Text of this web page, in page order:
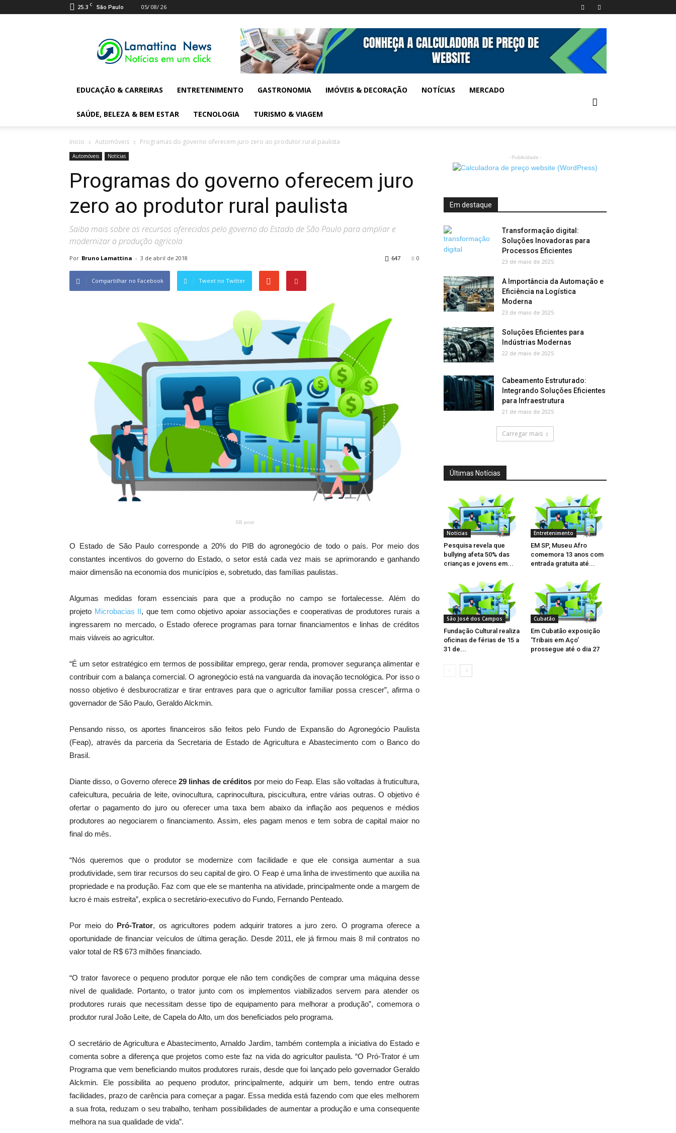
25.3 C São Paulo 05/ 08/ 26
Digital
News
EDUCAÇÃO & CARREIRAS ENTRETENIMENTO GASTRONOMIA IMÓVEIS & DECORAÇÃO NOTÍCIAS MERCADO
SAÚDE, BELEZA & BEM ESTAR TECNOLOGIA TURISMO & VIAGEM
Inicio Automóveis Programas do governo oferecem juro zero ao produtor rural paulista
Automóveis Notícias
Programas do governo oferecem juro
zero ao produtor rural paulista
Saiba mais sobre os recursos oferecidos pelo governo do Estado de São Paulo para ampliar e
modernizar a produção agrícola
Por Bruno Lamattina - 3 de abril de 2018 0
647
Compartilhar no Facebook Tweet no Twitter
SB post
O Estado de São Paulo corresponde a 20% do PIB do agronegócio de todo o país. Por meio dos
constantes incentivos do governo do Estado, o setor está cada vez mais se aprimorando e ganhando
maior dimensão na economia dos municípios e, sobretudo, das famílias paulistas.
Algumas medidas foram essenciais para que a produção no campo se fortalecesse. Além do
projeto Microbacias II, que tem como objetivo apoiar associações e cooperativas de produtores rurais a
ingressarem no mercado, o Estado oferece programas para tornar financiamentos e linhas de créditos
mais viáveis ao agricultor.
“É um setor estratégico em termos de possibilitar emprego, gerar renda, promover segurança alimentar e
contribuir com a balança comercial. O agronegócio está na vanguarda da inovação tecnológica. Por isso o
nosso objetivo é desburocratizar e tirar entraves para que o agricultor familiar possa crescer”, afirma o
governador de São Paulo, Geraldo Alckmin.
Pensando nisso, os aportes financeiros são feitos pelo Fundo de Expansão do Agronegócio Paulista
(Feap), através da parceria da Secretaria de Estado de Agricultura e Abastecimento com o Banco do
Brasil.
Diante disso, o Governo oferece29 linhas de créditos por meio do Feap. Elas são voltadas à fruticultura,
cafeicultura, pecuária de leite, ovinocultura, caprinocultura, piscicultura, entre várias outras. O objetivo é
ofertar o pagamento do juro ou oferecer uma taxa bem abaixo da inflação aos pequenos e médios
produtores ao negociarem o financiamento. Assim, eles pagam menos e tem sobra de capital maior no
final do mês.
“Nós queremos que o produtor se modernize com facilidade e que ele consiga aumentar a sua
produtividade, sem tirar recursos do seu capital de giro. O Feap é uma linha de investimento que auxilia na
propriedade e na produção. Faz com que ele se mantenha na atividade, principalmente onde a margem de
lucro é mais estreita”, explica o secretário-executivo do Fundo, Fernando Penteado.
Por meio do Pró-Trator, os agricultores podem adquirir tratores a juro zero. O programa oferece a
oportunidade de financiar veículos de última geração. Desde 2011, ele já firmou mais 8 mil contratos no
valor total de R$ 673 milhões financiado.
“O trator favorece o pequeno produtor porque ele não tem condições de comprar uma máquina desse
nível de qualidade. Portanto, o trator junto com os implementos viabilizados servem para atender os
produtores rurais que necessitam desse tipo de equipamento para melhorar a produção”, comemora o
produtor rural João Leite, de Capela do Alto, um dos beneficiados pelo programa.
O secretário de Agricultura e Abastecimento, Arnaldo Jardim, também contempla a iniciativa do Estado e
comenta sobre a diferença que projetos como este faz na vida do agricultor paulista. “O Pró-Trator é um
Programa que vem beneficiando muitos produtores rurais, desde que foi lançado pelo governador Geraldo
Alckmin. Ele possibilita ao pequeno produtor, principalmente, adquirir um bem, tendo entre outras
facilidades, prazo de carência para começar a pagar. Essa medida está fazendo com que eles melhorem
a sua frota, reduzam o seu trabalho, tenham possibilidades de aumentar a produção e uma consequente
melhora na sua qualidade de vida”.
- Publicidade -
Em destaque
Transformação digital:
Soluções Inovadoras para
Processos Eficientes
23 de maio de 2025
A Importância da Automação e
Eficiência na Logística
Moderna
23 de maio de 2025
Soluções Eficientes para
Indústrias Modernas
22 de maio de 2025
Cabeamento Estruturado:
Integrando Soluções Eficientes
para Infraestrutura
21 de maio de 2025
Carregar mais
Últimas Notícias
Notícias
Pesquisa revela que
bullying afeta 50% das
crianças e jovens em...
Entretenimento
EM SP, Museu Afro
comemora 13 anos com
entrada gratuita até...
São José dos Campos
Fundação Cultural realiza
oficinas de férias de 15 a
31 de...
Cubatão
Em Cubatão exposição
‘Tribais em Aço’
prossegue até o dia 27